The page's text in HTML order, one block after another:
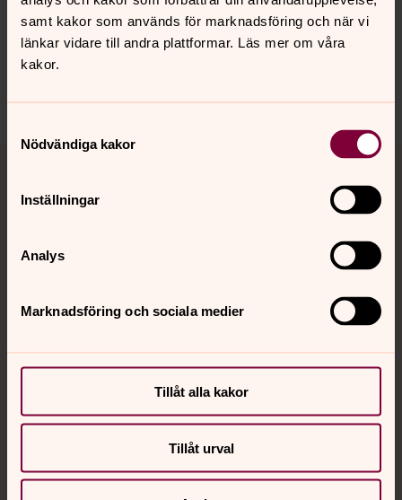
samt kakor som används för marknadsföring och när vi
länkar vidare till andra plattformar. Läs mer om våra
kakor.
Nödvändiga kakor
Inställningar
Analys
Marknadsföring och sociala medier
Tillåt alla kakor
Tillåt urval
saltsjobaden.forsamling@svenskakyrkan.se
Dela
Tillbaka till toppen
Tillbaka till innehållet
Kalender
Hitta snabbt